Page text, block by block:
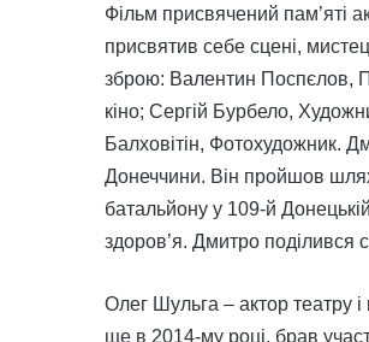
Фільм присвячений пам’яті
присвятив себе сцені,
зброю: Валентин Поспєлов,
кіно; Сергій Бурбело,
Балховітін, Фотохудожник.
Донеччини. Він пройшов
батальйону у 109-й
здоров’я. Дмитро поділився
Олег Шульга – актор театру і
ще в 2014-му році, брав